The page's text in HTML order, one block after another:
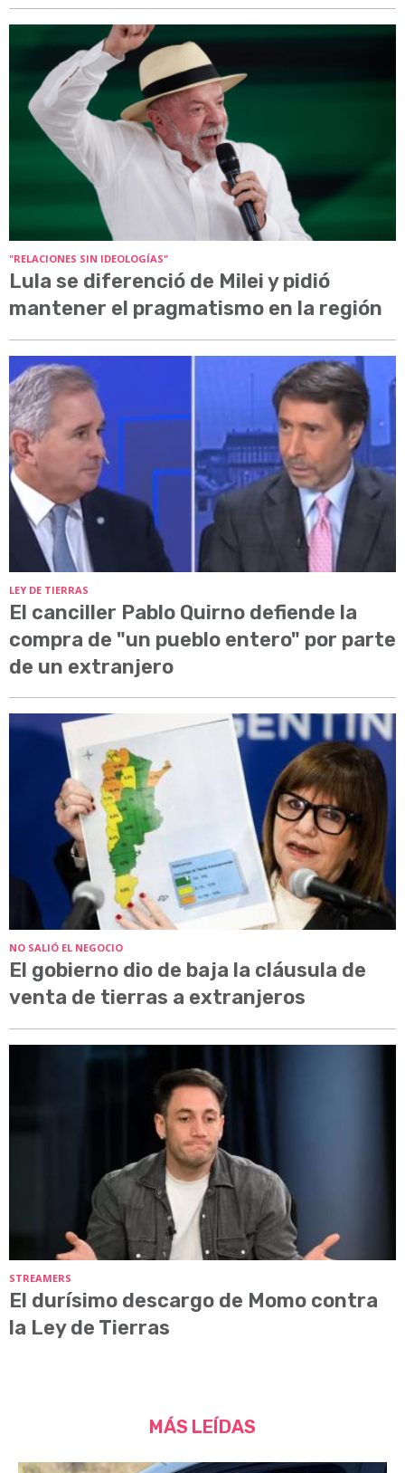
"RELACIONES SIN IDEOLOGÍAS"
Lula se diferenció de Milei y pidió
mantener el pragmatismo en la región
LEY DE TIERRAS
El canciller Pablo Quirno defiende la
compra de "un pueblo entero" por parte
de un extranjero
NO SALIÓ EL NEGOCIO
El gobierno dio de baja la cláusula de
venta de tierras a extranjeros
STREAMERS
El durísimo descargo de Momo contra
la Ley de Tierras
MÁS LEÍDAS